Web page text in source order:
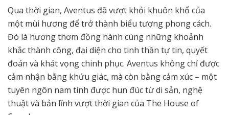
Qua thời gian, Aventus đã vượt khỏi khuôn khổ của
một mùi hương để trở thành biểu tượng phong cách.
Đó là hương thơm đồng hành cùng những khoảnh
khắc thành công, đại diện cho tinh thần tự tin, quyết
đoán và khát vọng chinh phục. Aventus không chỉ được
cảm nhận bằng khứu giác, mà còn bằng cảm xúc – một
tuyên ngôn nam tính được hun đúc từ di sản, nghệ
thuật và bản lĩnh vượt thời gian của The House of